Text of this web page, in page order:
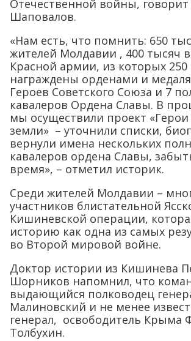
Отечественной войны, говорит
Шаповалов.
«Нам есть, что помнить: 650
жителей Молдавии , 400 тысяч
Красной армии, из которых 250
награждены орденами и
Героев Советского Союза и 7
кавалеров Ордена Славы. В
мы осуществили проект
земли» – уточнили списки,
вернули имена нескольких
кавалеров ордена Славы,
время», – отметил историк.
Среди жителей Молдавии –
участников блистательной
Кишиневской операции,
историю как одна из самых
во Второй мировой войне.
Доктор истории из Кишинева
Шорников напомнил, что
выдающийся полководец
Малиновский и не менее
генерал, освободитель Крыма
Толбухин.